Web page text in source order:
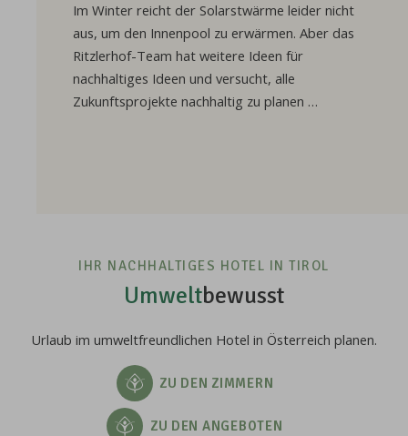
Im Winter reicht der Solarstwärme leider nicht
aus, um den Innenpool zu erwärmen. Aber das
Ritzlerhof-Team hat weitere Ideen für
nachhaltiges Ideen und versucht, alle
Zukunftsprojekte nachhaltig zu planen …
IHR NACHHALTIGES HOTEL IN TIROL
Umweltbewusst
Urlaub im umweltfreundlichen Hotel in Österreich planen.
ZU DEN ZIMMERN
ZU DEN ANGEBOTEN